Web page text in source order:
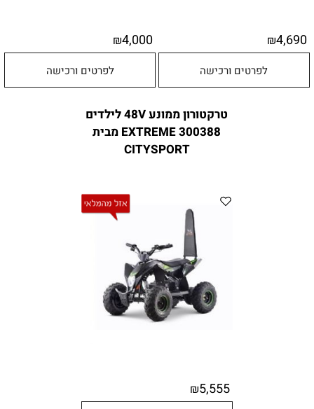
₪4,690
לפרטים ורכישה
₪4,000
לפרטים ורכישה
טרקטורון ממונע 48V לילדים
EXTREME 300388 מבית
CITYSPORT
₪5,555